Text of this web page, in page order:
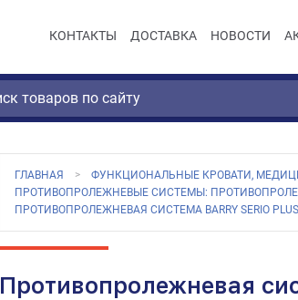
КОНТАКТЫ ДОСТАВКА НОВОСТИ
ГЛАВНАЯ
ФУНКЦИОНАЛЬНЫЕ КРОВАТИ,
ПРОТИВОПРОЛЕЖНЕВЫЕ СИСТЕМЫ:
ПРОТИВОПРОЛЕЖНЕВАЯ СИСТЕМА BARRY SERIO PLUS
Противопролежневая